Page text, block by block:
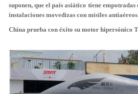
suponen, que el país asiático tiene empotradas
instalaciones movedizas con misiles
China prueba con éxito su motor hipersónico